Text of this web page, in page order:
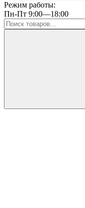
Режим работы:
Пн-Пт 9:00—18:00